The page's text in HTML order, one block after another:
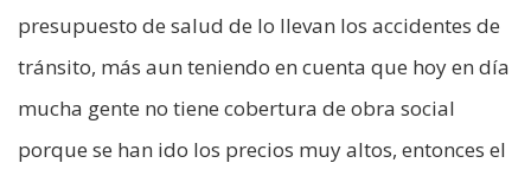
presupuesto de salud de lo llevan los accidentes de
tránsito, más aun teniendo en cuenta que hoy en día
mucha gente no tiene cobertura de obra social
porque se han ido los precios muy altos, entonces el